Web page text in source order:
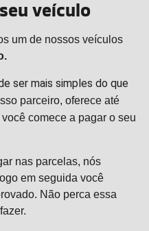
veículo
um de nossos veículos
ser mais simples do que
parceiro, oferece até
comece a pagar o seu
nas parcelas, nós
em seguida você
Não perca essa